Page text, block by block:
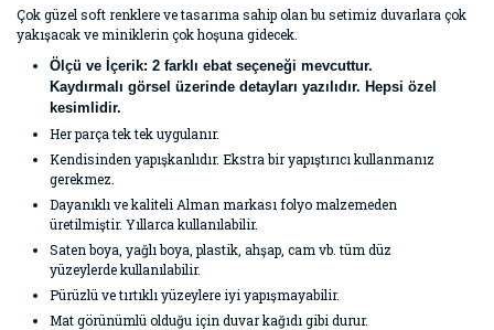
Çok güzel soft renklere ve tasarıma sahip olan bu setimiz duvarlara çok
yakışacak ve miniklerin çok hoşuna gidecek.
Ölçü ve İçerik: 2 farklı ebat seçeneği mevcuttur.
Kaydırmalı görsel üzerinde detayları yazılıdır. Hepsi özel
kesimlidir.
Her parça tek tek uygulanır.
Kendisinden yapışkanlıdır. Ekstra bir yapıştırıcı kullanmanız
gerekmez.
Dayanıklı ve kaliteli Alman markası folyo malzemeden
üretilmiştir. Yıllarca kullanılabilir.
Saten boya, yağlı boya, plastik, ahşap, cam vb. tüm düz
yüzeylerde kullanılabilir.
Pürüzlü ve tırtıklı yüzeylere iyi yapışmayabilir.
Mat görünümlü olduğu için duvar kağıdı gibi durur.